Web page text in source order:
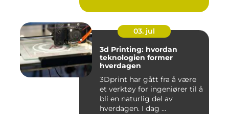
03. jul
3d Printing: hvordan
teknologien former
hverdagen
3Dprint har gått fra å være
et verktøy for ingeniører til å
bli en naturlig del av
hverdagen. I dag ...